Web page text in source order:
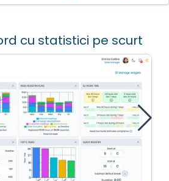
cu statistici pe scurt